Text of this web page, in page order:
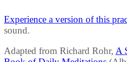
Experience a version of this
sound.
Adapted from Richard Rohr, A